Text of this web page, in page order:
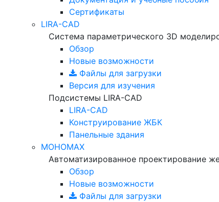
Сертификаты
LIRA-CAD
Система параметрического 3D
Обзор
Новые возможности
Файлы для загрузки
Версия для изучения
Подсистемы LIRA-CAD
LIRA-CAD
Конструирование ЖБК
Панельные здания
МОНОМАХ
Автоматизированное проектирование
Обзор
Новые возможности
Файлы для загрузки